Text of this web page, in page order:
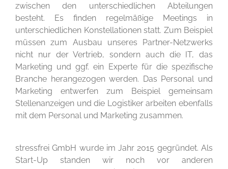
zwischen den unterschiedlichen Abteilungen
besteht. Es finden regelmäßige Meetings in
unterschiedlichen Konstellationen statt. Zum Beispiel
müssen zum Ausbau unseres Partner-Netzwerks
nicht nur der Vertrieb, sondern auch die IT, das
Marketing und ggf. ein Experte für die spezifische
Branche herangezogen werden. Das Personal und
Marketing entwerfen zum Beispiel gemeinsam
Stellenanzeigen und die Logistiker arbeiten ebenfalls
mit dem Personal und Marketing zusammen.
stressfrei GmbH wurde im Jahr 2015 gegründet. Als
Start-Up standen wir noch vor anderen